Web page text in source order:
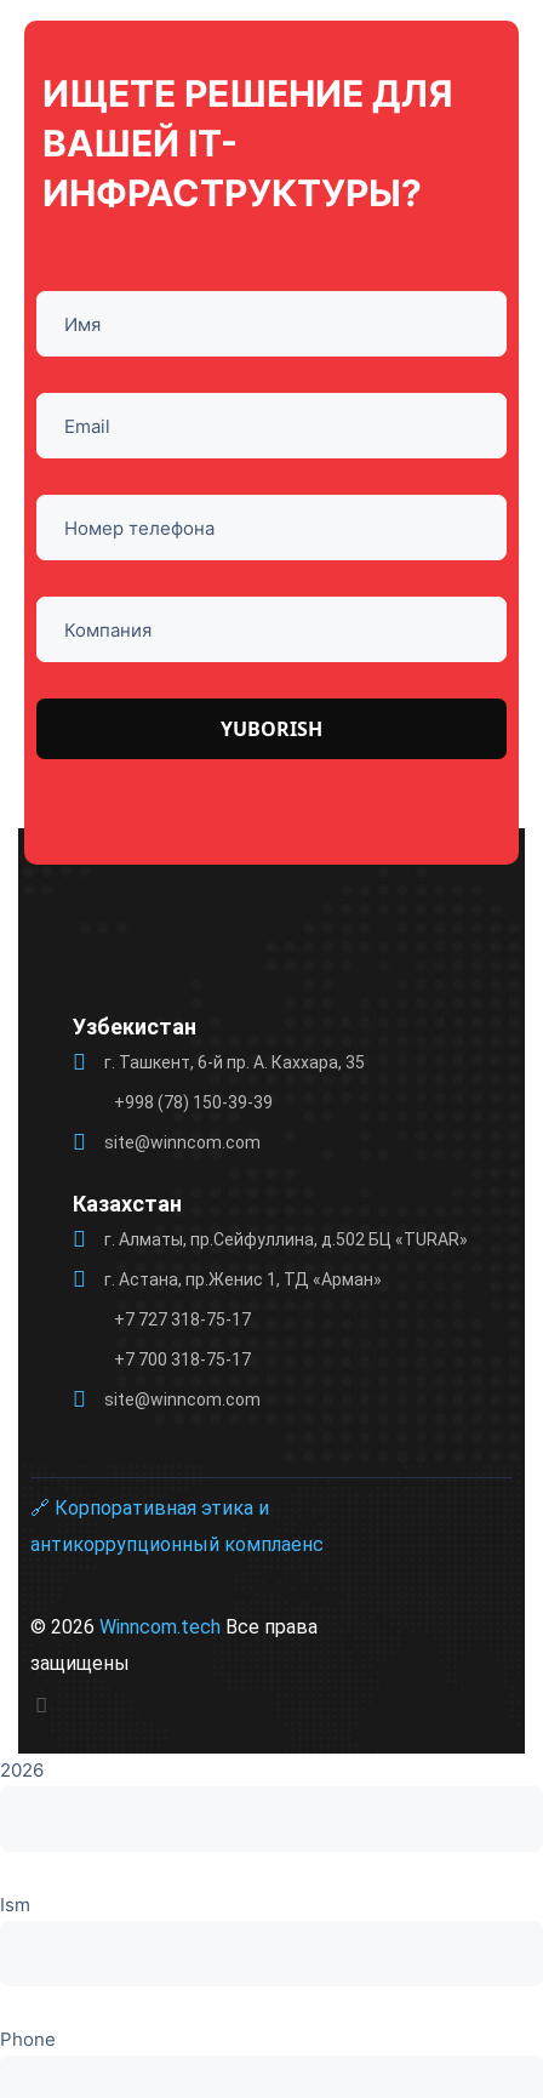
ИЩЕТЕ РЕШЕНИЕ ДЛЯ
ВАШЕЙ IT-
ИНФРАСТРУКТУРЫ?
this
Узбекистан
г. Ташкент, 6-й пр. А. Каххара, 35
+998 (78) 150-39-39
site@winncom.com
Казахстан
г. Алматы, пр.Сейфуллина, д.502 БЦ «TURAR»
г. Астана, пр.Женис 1, ТД «Арман»
+7 727 318-75-17
+7 700 318-75-17
site@winncom.com
🔗 Корпоративная этика и
антикоррупционный комплаенс
© 2026 Winncom.tech Все права
защищены
2026
Ism
Phone